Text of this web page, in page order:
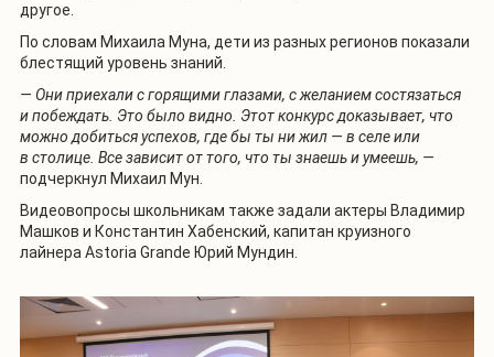
другое.
По словам Михаила Муна, дети из разных регионов показали
блестящий уровень знаний.
— Они приехали с горящими глазами, с желанием состязаться
и побеждать. Это было видно. Этот конкурс доказывает, что
можно добиться успехов, где бы ты ни жил — в селе или
в столице. Все зависит от того, что ты знаешь и умеешь, —
подчеркнул Михаил Мун.
Видеовопросы школьникам также задали актеры Владимир
Машков и Константин Хабенский, капитан круизного
лайнера Astoria Grande Юрий Мундин.